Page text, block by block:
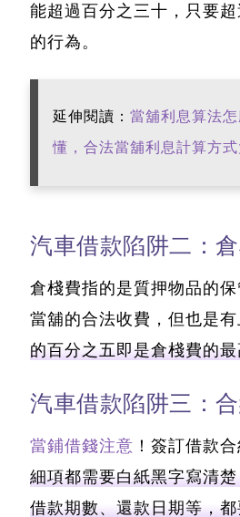
能超過百分之三十，只要
的行為。
延伸閱讀： 當舖利息算法
懂，合法當舖利息計算方式
汽車借款陷阱二：
倉棧費指的是質押物品的
當舖的合法收費，但也是有
的百分之五即是倉棧費的
汽車借款陷阱三：
當鋪借錢注意 ！簽訂借款
細項都需要白紙黑字寫清楚
借款期數、還款日期等，